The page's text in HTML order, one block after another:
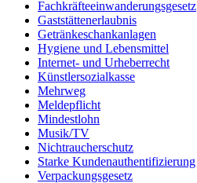
Fachkräfteeinwanderungsgesetz
Gaststättenerlaubnis
Getränkeschankanlagen
Hygiene und Lebensmittel
Internet- und Urheberrecht
Künstlersozialkasse
Mehrweg
Meldepflicht
Mindestlohn
Musik/TV
Nichtraucherschutz
Starke Kundenauthentifizierung
Verpackungsgesetz